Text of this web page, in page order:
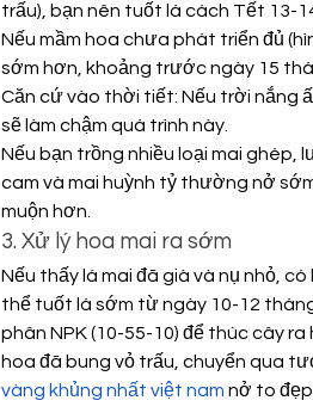
trấu), bạn nên tuốt lá cách Tết 13-
Nếu mầm hoa chưa phát triển đủ
sớm hơn, khoảng trước ngày 15
Căn cứ vào thời tiết: Nếu trời nắng
sẽ làm chậm quá trình này.
Nếu bạn trồng nhiều loại mai ghép,
cam và mai huỳnh tỷ thường nở
muộn hơn.
3. Xử lý hoa mai ra sớm
Nếu thấy lá mai đã già và nụ nhỏ,
thể tuốt lá sớm từ ngày 10-12
phân NPK (10-55-10) để thúc cây
hoa đã bung vỏ trấu, chuyển qua
vàng khủng nhất việt nam nở to đẹp